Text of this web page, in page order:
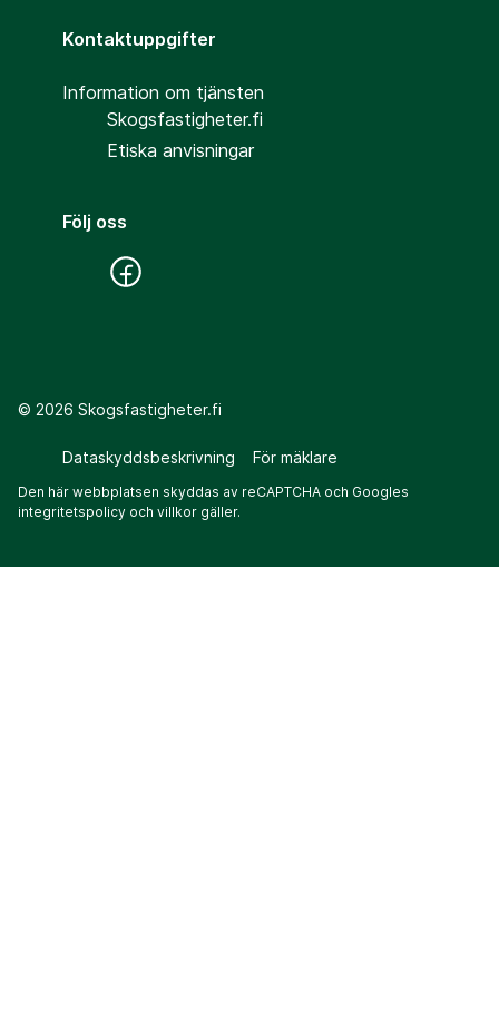
Kontaktuppgifter
Information om tjänsten
Skogsfastigheter.fi
Etiska anvisningar
Följ oss
© 2026 Skogsfastigheter.fi
Dataskyddsbeskrivning För mäklare
Den här webbplatsen skyddas av reCAPTCHA och Googles
integritetspolicy och villkor gäller.